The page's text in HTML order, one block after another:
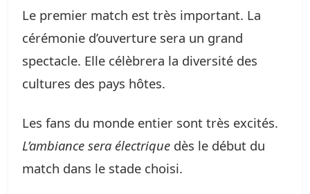
Le premier match est très important. La
cérémonie d’ouverture sera un grand
spectacle. Elle célèbrera la diversité des
cultures des pays hôtes.
Les fans du monde entier sont très excités.
L’ambiance sera électrique dès le début du
match dans le stade choisi.